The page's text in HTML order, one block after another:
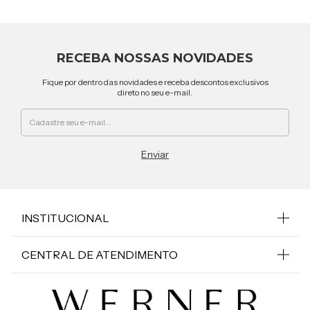
RECEBA NOSSAS NOVIDADES
Fique por dentro das novidades e receba descontos exclusivos
direto no seu e-mail.
INSTITUCIONAL
CENTRAL DE ATENDIMENTO